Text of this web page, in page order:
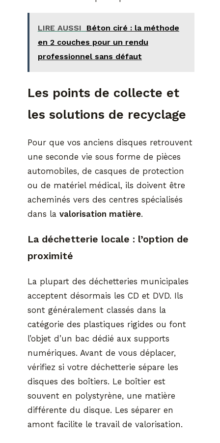
LIRE AUSSI
Béton ciré : la méthode
en 2 couches pour un rendu
professionnel sans défaut
Les points de collecte et
les solutions de recyclage
Pour que vos anciens disques retrouvent
une seconde vie sous forme de pièces
automobiles, de casques de protection
ou de matériel médical, ils doivent être
acheminés vers des centres spécialisés
dans la valorisation matière.
La déchetterie locale : l’option de
proximité
La plupart des déchetteries municipales
acceptent désormais les CD et DVD. Ils
sont généralement classés dans la
catégorie des plastiques rigides ou font
l’objet d’un bac dédié aux supports
numériques. Avant de vous déplacer,
vérifiez si votre déchetterie sépare les
disques des boîtiers. Le boîtier est
souvent en polystyrène, une matière
différente du disque. Les séparer en
amont facilite le travail de valorisation.